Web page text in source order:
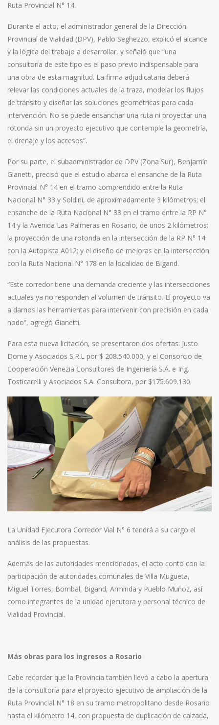
Ruta Provincial N° 14.
Durante el acto, el administrador general de la Dirección
Provincial de Vialidad (DPV), Pablo Seghezzo, explicó el alcance
y la lógica del trabajo a desarrollar, y señaló que “una
consultoría de este tipo es el paso previo indispensable para
una obra de esta magnitud. La firma adjudicataria deberá
relevar las condiciones actuales de la traza, modelar los flujos
de tránsito y diseñar las soluciones geométricas para cada
intervención. No se puede ensanchar una ruta ni proyectar una
rotonda sin un proyecto ejecutivo que contemple la geometría,
el drenaje y los accesos”.
Por su parte, el subadministrador de DPV (Zona Sur), Benjamín
Gianetti, precisó que el estudio abarca el ensanche de la Ruta
Provincial N° 14 en el tramo comprendido entre la Ruta
Nacional N° 33 y Soldini, de aproximadamente 3 kilómetros; el
ensanche de la Ruta Nacional N° 33 en el tramo entre la RP N°
14 y la Avenida Las Palmeras en Rosario, de unos 2 kilómetros;
la proyección de una rotonda en la intersección de la RP N° 14
con la Autopista A012; y el diseño de mejoras en la intersección
con la Ruta Nacional N° 178 en la localidad de Bigand.
“Este corredor tiene una demanda creciente y las intersecciones
actuales ya no responden al volumen de tránsito. El proyecto va
a darnos las herramientas para intervenir con precisión en cada
nodo”, agregó Gianetti.
Para esta nueva licitación, se presentaron dos ofertas: Justo
Dome y Asociados S.R.L por $ 208.540.000, y el Consorcio de
Cooperación Venezia Consultores de Ingeniería S.A. e Ing.
Tosticarelli y Asociados S.A. Consultora, por $175.609.130.
La Unidad Ejecutora Corredor Vial N° 6 tendrá a su cargo el
análisis de las propuestas.
Además de las autoridades mencionadas, el acto contó con la
participación de autoridades comunales de Villa Mugueta,
Miguel Torres, Bombal, Bigand, Arminda y Pueblo Muñoz, así
como integrantes de la unidad ejecutora y personal técnico de
Vialidad Provincial.
Más obras para los ingresos a Rosario
Cabe recordar que la Provincia también llevó a cabo la apertura
de la consultoría para el proyecto ejecutivo de ampliación de la
Ruta Provincial N° 18 en su tramo metropolitano desde Rosario
hasta el kilómetro 14, con propuesta de duplicación de calzada,